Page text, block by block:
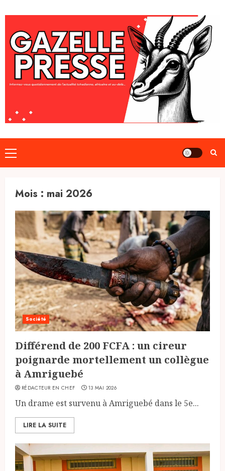
to
content
Primary
Menu
Mois : mai 2026
Société
Différend de 200 FCFA : un cireur
poignarde mortellement un collègue
à Amriguebé
RÉDACTEUR EN CHEF 13 MAI 2026
Un drame est survenu à Amriguebé dans le 5e...
LIRE LA SUITE